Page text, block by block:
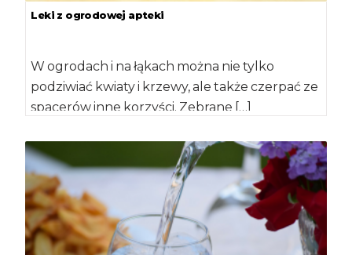
Leki z ogrodowej apteki
W ogrodach i na łąkach można nie tylko
podziwiać kwiaty i krzewy, ale także czerpać ze
spacerów inne korzyści. Zebrane […]